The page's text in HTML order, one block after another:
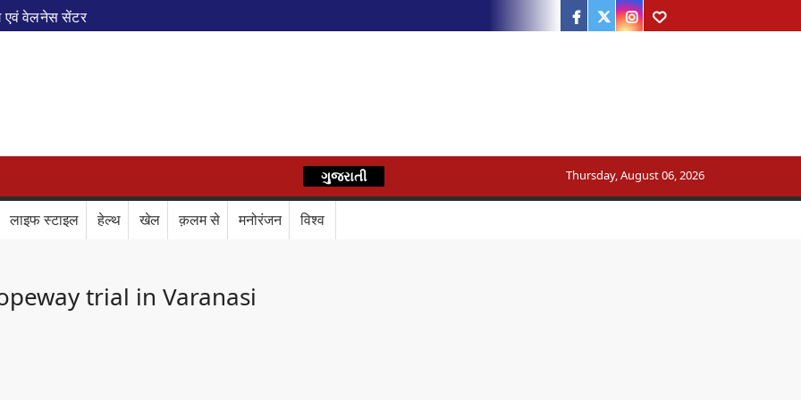
एवं वेलनेस सेंटर
फेरे विस्तारित
में बड़ा बदलाव
ऑफ इंडिया’ सम्मान
बड़ा संदेश
Train Route Diversion: अहमदाबाद–दरभंगा स्पेशल ट्रेन का मार्ग बदला
डिजिटल कवच
BPCL Ethanol Case: इथेनॉल आवंटन विवाद पर सरकार का जवाब
Facebook
Twitter
Instagram
Youtube
हिन्दी
ગુજરાતી Thursday, August 06, 2026
लाइफ स्टाइल हेल्थ खेल क़लम से मनोरंजन विश्व
trial in Varanasi